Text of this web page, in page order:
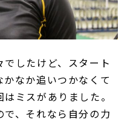
でしたけど、スタート
なか追いつかなくて
ミスがありました。
、それなら自分の力